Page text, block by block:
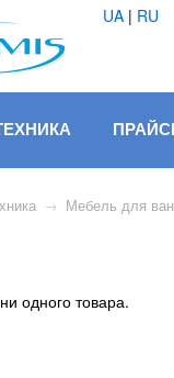
UA | RU
→ Мебель для
одного товара.